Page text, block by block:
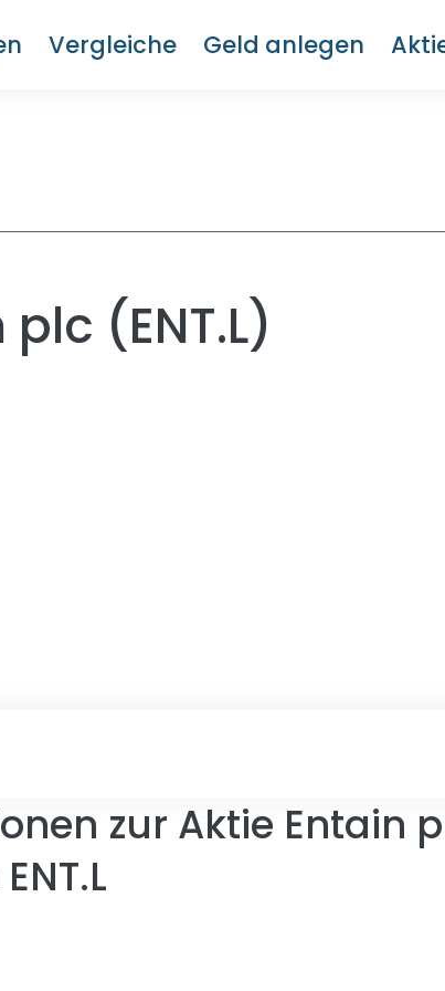
Vergleiche Geld anlegen
(ENT.L)
zur Aktie Entain